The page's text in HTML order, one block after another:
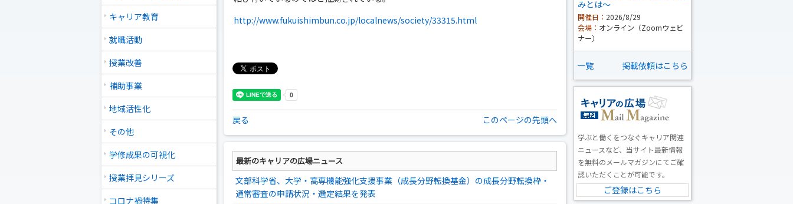
キャリア教育
就職活動
授業改善
補助事業
地域活性化
その他
学修成果の可視化
授業拝見シリーズ
コロナ禍特集
http://www.fukuishimbun.co.jp/localnews/society/33315.html
戻る このページの先頭へ
最新のキャリアの広場ニュース
文部科学省、大学・高専機能強化支援事業（成長分野転換基金）の成長分野転換枠・
通常審査の申請状況・選定結果を発表
みとは～
開催日： 2026/8/29
会場： オンライン（Zoomウェビ
ナー）
一覧 掲載依頼はこちら
学ぶと働くをつなぐキャリア関連
ニュースなど、当サイト最新情報
を無料のメールマガジンにてご確
認いただくことが可能です。
ご登録はこちら